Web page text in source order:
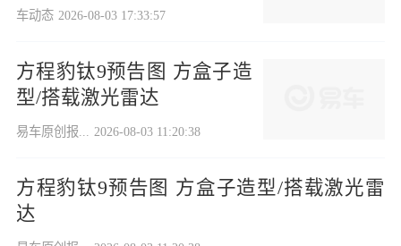
车动态 2026-08-03 17:33:57
方程豹钛9预告图 方盒子造
型/搭载激光雷达
易车原创报... 2026-08-03 11:20:38
方程豹钛9预告图 方盒子造型/搭载激光雷
达